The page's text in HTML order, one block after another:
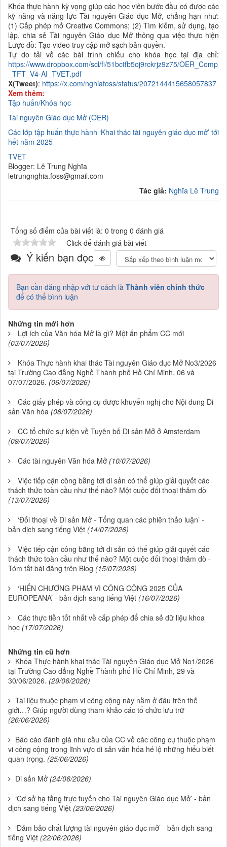
Khóa thực hành kỳ vọng giúp các học viên bước đầu có được các
kỹ năng và năng lực Tài nguyên Giáo dục Mở, chẳng hạn như:
(1) Cấp phép mở Creative Commons; (2) Tìm kiếm, sử dụng, tạo
lập, chia sẻ Tài nguyên Giáo dục Mở thông qua việc thực hiện
Lược đồ: Tạo video truy cập mở sạch bản quyền.
Tự do tải về các bài trình chiếu cho khóa học tại địa chỉ:
https://www.dropbox.com/scl/fi/51bctfb5oj9rckrjz9z75/OER_Comp
_TFT_V4-AI_TVET.pdf
X(Tweet): https://x.com/nghiafoss/status/2072144415658057837
Xem thêm:
Tập huấn/Khóa học
Tài nguyên Giáo dục Mở (OER)
Các lớp tập huấn thực hành ‘Khai thác tài nguyên giáo dục mở’ tới
hết năm 2025
TVET
Blogger: Lê Trung Nghĩa
letrungnghia.foss@gmail.com
Tác giả: Nghĩa Lê Trung
Tổng số điểm của bài viết là: 0 trong 0 đánh giá
Click để đánh giá bài viết
Ý kiến bạn đọc
Bạn cần đăng nhập với tư cách là Thành viên chính thức
để có thể bình luận
Những tin mới hơn
Lợi ích của Văn hóa Mở là gì? Một ấn phẩm CC mới
(03/07/2026)
Khóa Thực hành khai thác Tài nguyên Giáo dục Mở No3/2026
tại Trường Cao đẳng Nghề Thành phố Hồ Chí Minh, 06 và
07/07/2026. (06/07/2026)
Các giấy phép và công cụ được khuyến nghị cho Nội dung Di
sản Văn hóa (08/07/2026)
CC tổ chức sự kiện về Tuyên bố Di sản Mở ở Amsterdam
(09/07/2026)
Các tài nguyên Văn hóa Mở (10/07/2026)
Việc tiếp cận công bằng tới di sản có thể giúp giải quyết các
thách thức toàn cầu như thế nào? Một cuộc đối thoại thăm dò
(13/07/2026)
‘Đối thoại về Di sản Mở - Tổng quan các phiên thảo luận’ -
bản dịch sang tiếng Việt (14/07/2026)
Việc tiếp cận công bằng tới di sản có thể giúp giải quyết các
thách thức toàn cầu như thế nào? Một cuộc đối thoại thăm dò -
Tóm tắt bài đăng trên Blog (15/07/2026)
‘HIẾN CHƯƠNG PHẠM VI CÔNG CỘNG 2025 CỦA
EUROPEANA’ - bản dịch sang tiếng Việt (16/07/2026)
Các thực tiễn tốt nhất về cấp phép để chia sẻ dữ liệu khoa
học (17/07/2026)
Những tin cũ hơn
Khóa Thực hành khai thác Tài nguyên Giáo dục Mở No1/2026
tại Trường Cao đẳng Nghề Thành phố Hồ Chí Minh, 29 và
30/06/2026. (29/06/2026)
Tài liệu thuộc phạm vi công cộng này nằm ở đâu trên thế
giới…? Giúp người dùng tham khảo các tổ chức lưu trữ
(26/06/2026)
Báo cáo đánh giá nhu cầu của CC về các công cụ thuộc phạm
vi công cộng trong lĩnh vực di sản văn hóa hé lộ những hiểu biết
quan trọng. (25/06/2026)
Di sản Mở (24/06/2026)
‘Cơ sở hạ tầng trực tuyến cho Tài nguyên Giáo dục Mở’ - bản
dịch sang tiếng Việt (23/06/2026)
‘Đảm bảo chất lượng tài nguyên giáo dục mở’ - bản dịch sang
tiếng Việt (22/06/2026)